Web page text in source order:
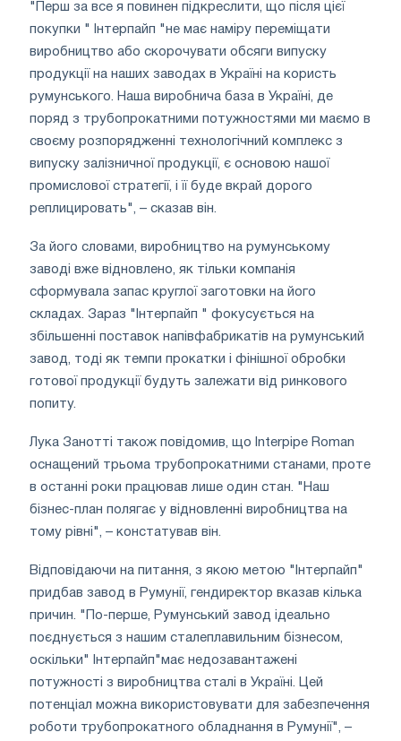
"Перш за все я повинен підкреслити, що після цієї
покупки " Інтерпайп "не має наміру переміщати
виробництво або скорочувати обсяги випуску
продукції на наших заводах в Україні на користь
румунського. Наша виробнича база в Україні, де
поряд з трубопрокатними потужностями ми маємо в
своєму розпорядженні технологічний комплекс з
випуску залізничної продукції, є основою нашої
промислової стратегії, і її буде вкрай дорого
реплицировать", – сказав він.
За його словами, виробництво на румунському
заводі вже відновлено, як тільки компанія
сформувала запас круглої заготовки на його
складах. Зараз "Інтерпайп " фокусується на
збільшенні поставок напівфабрикатів на румунський
завод, тоді як темпи прокатки і фінішної обробки
готової продукції будуть залежати від ринкового
попиту.
Лука Занотті також повідомив, що Interpipe Roman
оснащений трьома трубопрокатними станами, проте
в останні роки працював лише один стан. "Наш
бізнес-план полягає у відновленні виробництва на
тому рівні", – констатував він.
Відповідаючи на питання, з якою метою "Інтерпайп"
придбав завод в Румунії, гендиректор вказав кілька
причин. "По-перше, Румунський завод ідеально
поєднується з нашим сталеплавильним бізнесом,
оскільки" Інтерпайп"має недозавантажені
потужності з виробництва сталі в Україні. Цей
потенціал можна використовувати для забезпечення
роботи трубопрокатного обладнання в Румунії", –